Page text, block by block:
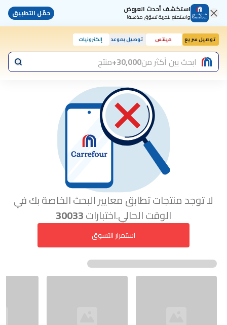
استكشف أحدث العروض
واستمتع بتجربة تسوّق مذهلة! حمّل التطبيق
توصيل سريع مينتس توصيل بموعد إلكترونيات
ابحث بين أكثر من30,000+ منتج
لا توجد منتجات تطابق معايير البحث الخاصة بك في
الوقت الحالي.اختبارات30033
استمرار التسوق